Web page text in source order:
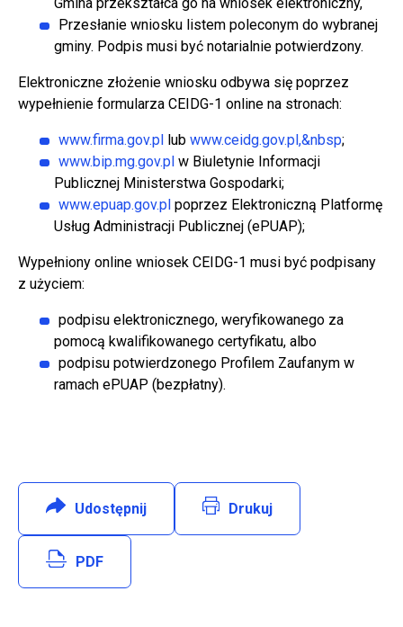
Gmina przekształca go na wniosek elektroniczny,
Przesłanie wniosku listem poleconym do wybranej
gminy. Podpis musi być notarialnie potwierdzony.
Elektroniczne złożenie wniosku odbywa się poprzez
wypełnienie formularza CEIDG-1 online na stronach:
www.firma.gov.pl lub www.ceidg.gov.pl,&nbsp;
www.bip.mg.gov.pl w Biuletynie Informacji
Publicznej Ministerstwa Gospodarki;
www.epuap.gov.pl poprzez Elektroniczną Platformę
Usług Administracji Publicznej (ePUAP);
Wypełniony online wniosek CEIDG-1 musi być podpisany
z użyciem:
podpisu elektronicznego, weryfikowanego za
pomocą kwalifikowanego certyfikatu, albo
podpisu potwierdzonego Profilem Zaufanym w
ramach ePUAP (bezpłatny).
Udostępnij: Facebook Drukuj
Will open in new tab
PDF